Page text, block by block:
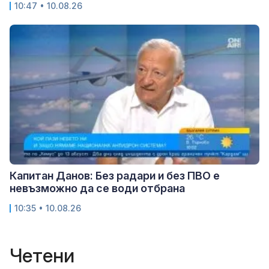
10:47 • 10.08.26
Капитан Данов: Без радари и без ПВО е
невъзможно да се води отбрана
10:35 • 10.08.26
Четени